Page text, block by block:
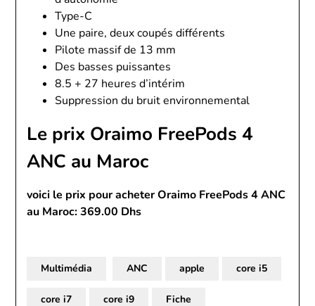
Type-C
Une paire, deux coupés différents
Pilote massif de 13 mm
Des basses puissantes
8.5 + 27 heures d’intérim
Suppression du bruit environnemental
Le prix Oraimo FreePods 4
ANC au Maroc
voici le prix pour acheter Oraimo FreePods 4 ANC
au Maroc: 369.00 Dhs
Multimédia ANC apple core i5
core i7 core i9 Fiche